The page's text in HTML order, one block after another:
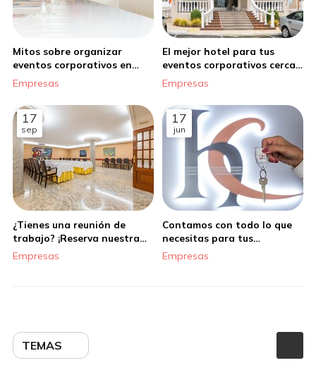
TEMAS
Mitos sobre organizar
eventos corporativos en
hoteles
Empresas
El mejor hotel para tus
eventos corporativos cerca
de Santiago
Empresas
17
sep
¿Tienes una reunión de
trabajo? ¡Reserva nuestra
sala de reuniones en
Santiago!
Empresas
17
jun
Contamos con todo lo que
necesitas para tus
reuniones de empresa en
nuestro hotel en Santiago
Empresas